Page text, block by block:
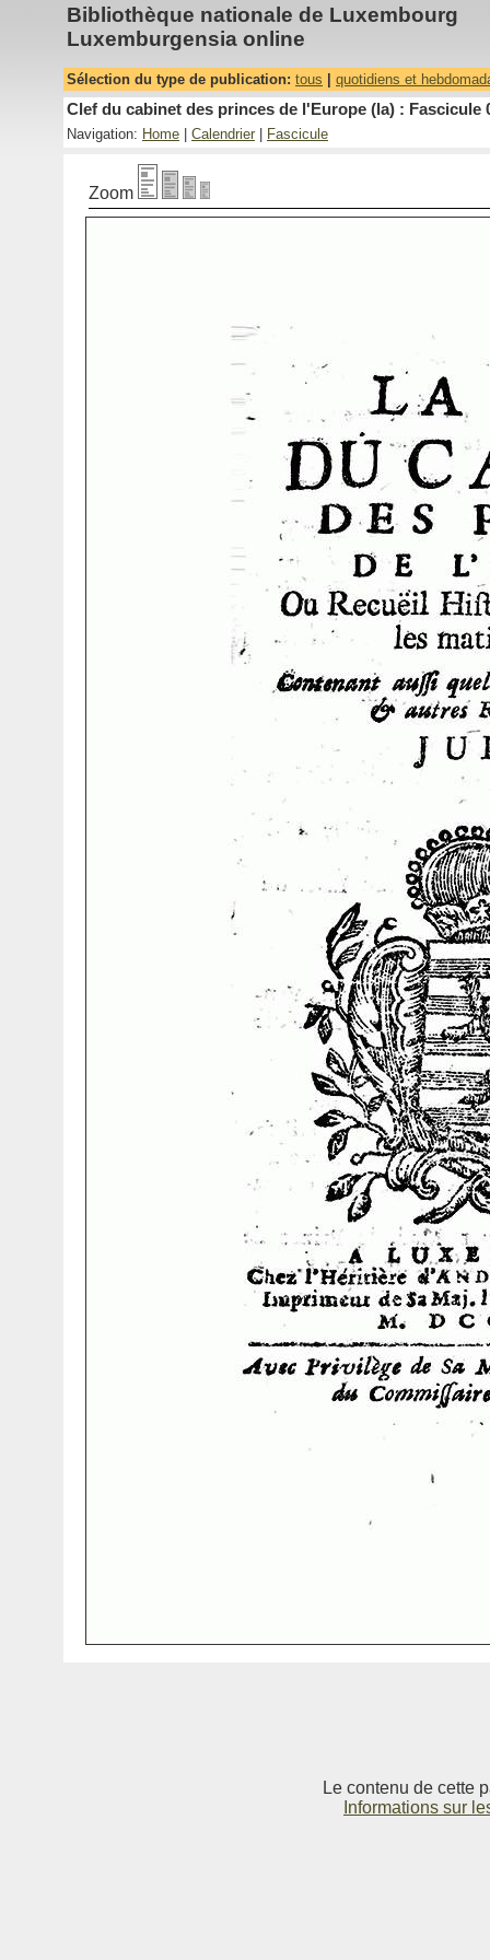
Bibliothèque nationale de Luxembourg
Luxemburgensia online
Sélection du type de publication: tous quotidiens et
Clef du cabinet des princes de l'Europe (la) : Fascicule
Navigation: Home Calendrier Fascicule
Zoom
Le contenu de cette
Informations sur